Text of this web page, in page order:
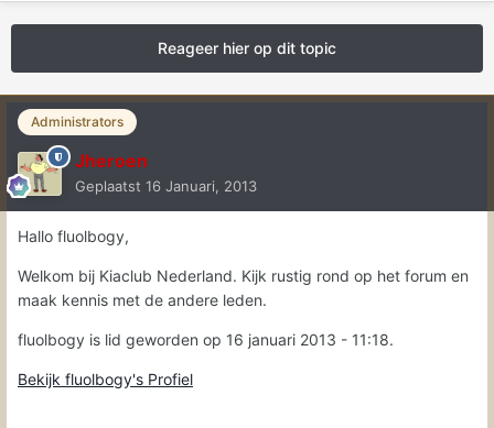
Reageer hier op dit topic
Administrators
Jheroen
Geplaatst 16 Januari, 2013
Hallo fluolbogy,
Welkom bij Kiaclub Nederland. Kijk rustig rond op het forum en
maak kennis met de andere leden.
fluolbogy is lid geworden op 16 januari 2013 - 11:18.
Bekijk fluolbogy's Profiel